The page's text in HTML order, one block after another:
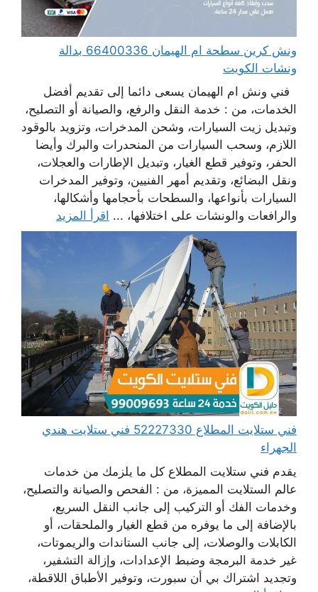
ونش كرين سطحة ام الهيمان 66400336 بدالة
ونشات الكويت
فني ونش ام الهيمان يسعى دائما إلى تقديم أفضل
الخدمات، من : خدمة النقل والرفع، والصيانة أو التصليح،
وتبديل زيت السيارات، وشحن المدخرات، وتزويد بالوقود
اللازم، وسحب السيارات من المنحدرات والبرك وأيضا
الحفر، وتوفير قطع الغيار، وتبديل الإطارات والعجلات،
ونقل البضائع، وتقديم أمهر الفنيين، وتوفير المدخرات
السيارات بأنواعها، والسطحات بأحجامها وأشكالها،
والرافعات والونشات على اختلافها، ... اقرأ المزيد
فني ستلايت المطلاع 52227330 فني ستلايت هندي
الجهراء
يقدم فني ستلايت المطلاع كل ما يلزمك من خدمات
عالم الستلايت المميزة، من : الفحص والصيانة والتصليح،
وخدمات الفك أو التركيب إلى جانب النقل السريع،
بالإضافة إلى ما يوفره من قطع الغيار والملحقات، أو
الكابلات والوصلات، إلى جانب الستاندات والريموتات،
غير خدمة البرمجة وضبط الإعدادات، وإزالة التشفير،
وتجديد اشتراك بي أن سبورت، وتوفير الأطباق اللاقطة،